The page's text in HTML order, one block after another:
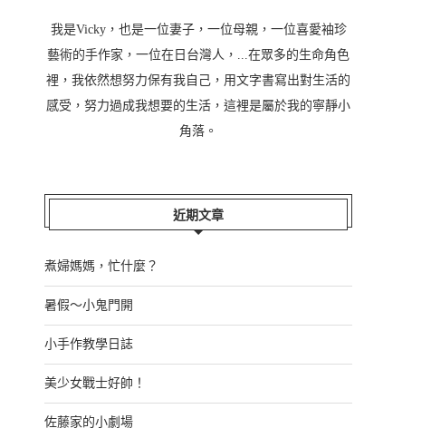
我是Vicky，也是一位妻子，一位母親，一位喜愛袖珍
藝術的手作家，一位在日台灣人，...在眾多的生命角色
裡，我依然想努力保有我自己，用文字書寫出對生活的
感受，努力過成我想要的生活，這裡是屬於我的寧靜小
角落。
近期文章
煮婦媽媽，忙什麼？
暑假～小鬼門開
小手作教學日誌
美少女戰士好帥！
佐藤家的小劇場